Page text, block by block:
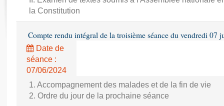
Rapports d'enquête
Rapports législatifs
Baromètre de l’application des lois
Dossiers législatifs
Questions écrites et orales
la Constitution
Compte rendu intégral de la troisième séance du vendredi 07
Date de
séance :
07/06/2024
1. Accompagnement des malades et de la fin de vie
2. Ordre du jour de la prochaine séance